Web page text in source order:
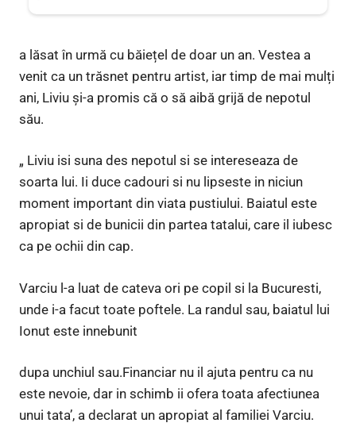
a lăsat în urmă cu băiețel de doar un an. Vestea a
venit ca un trăsnet pentru artist, iar timp de mai mulți
ani, Liviu și-a promis că o să aibă grijă de nepotul
său.
„ Liviu isi suna des nepotul si se intereseaza de
soarta lui. Ii duce cadouri si nu lipseste in niciun
moment important din viata pustiului. Baiatul este
apropiat si de bunicii din partea tatalui, care il iubesc
ca pe ochii din cap.
Varciu l-a luat de cateva ori pe copil si la Bucuresti,
unde i-a facut toate poftele. La randul sau, baiatul lui
Ionut este innebunit
dupa unchiul sau.Financiar nu il ajuta pentru ca nu
este nevoie, dar in schimb ii ofera toata afectiunea
unui tata’, a declarat un apropiat al familiei Varciu.